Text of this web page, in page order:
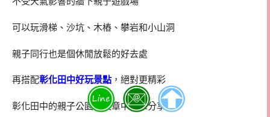
可以玩滑梯、沙坑、木樁、攀岩和小山洞
親子同行也是個休閒放鬆的好去處
再搭配彰化田中好玩景點 ，絕對更精彩
彰化田中的親子公園在文章中簡單分享啦